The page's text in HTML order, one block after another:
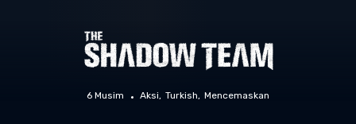
6 Musim Aksi Turkish Mencemaskan